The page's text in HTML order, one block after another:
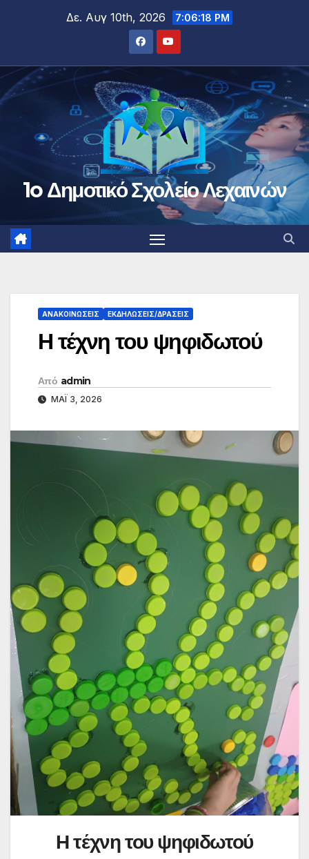
Δε. Αυγ 10th, 2026 7:06:19 PM
1o Δημοτικό Σχολείο Λεχαινών
ΑΝΑΚΟΙΝΏΣΕΙΣ ΕΚΔΗΛΏΣΕΙΣ/ΔΡΆΣΕΙΣ
Η τέχνη του ψηφιδωτού
Από admin
ΜΆΙ 3, 2026
Η τέχνη του ψηφιδωτού